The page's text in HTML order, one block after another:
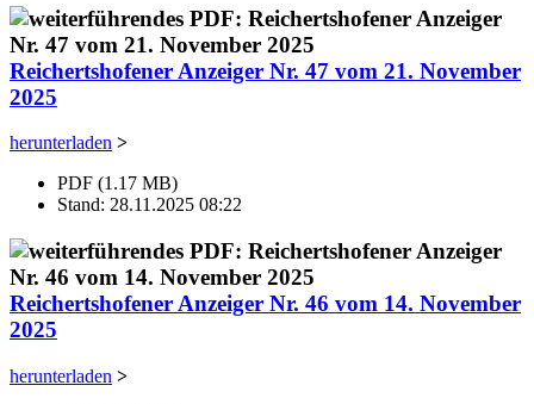
Reichertshofener Anzeiger Nr. 47 vom 21. November
2025
herunterladen >
PDF (1.17 MB)
Stand: 28.11.2025 08:22
Reichertshofener Anzeiger Nr. 46 vom 14. November
2025
herunterladen >